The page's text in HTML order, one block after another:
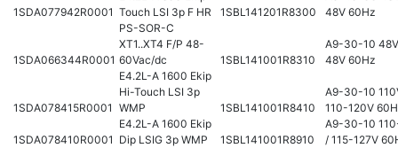
1SDA077942R0001 Touch LSI 3p F HR
1SBL141201R8300
48V 60Hz
1SDA066344R0001
PS-SOR-C
XT1..XT4 F/P 48-
60Vac/dc
1SBL141001R8310
A9-30-10
48V 60Hz
1SDA078415R0001
E4.2L-A 1600 Ekip
Hi-Touch LSI 3p
WMP
1SBL141001R8410
A9-30-10
110-120V
1SDA078410R0001
E4.2L-A 1600 Ekip
Dip LSIG 3p WMP
1SBL141001R8910
A9-30-10
/ 115-127V